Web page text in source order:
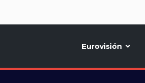
Eurovisión